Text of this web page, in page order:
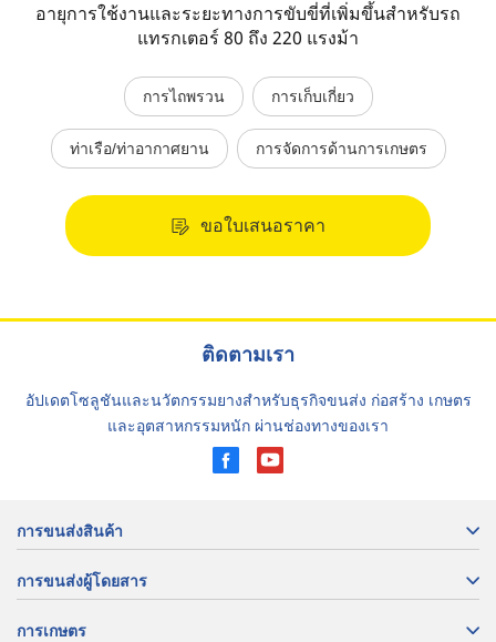
อายุการใช้งานและระยะทางการขับขี่ที่เพิ่มขึ้นสำหรับรถ
แทรกเตอร์ 80 ถึง 220 แรงม้า
การไถพรวน การเก็บเกี่ยว
ท่าเรือ/ท่าอากาศยาน การจัดการด้านการเกษตร
ขอใบเสนอราคา
ติดตามเรา
อัปเดตโซลูชันและนวัตกรรมยางสำหรับธุรกิจขนส่ง ก่อสร้าง เกษตร
และอุตสาหกรรมหนัก ผ่านช่องทางของเรา
การขนส่งสินค้า
การขนส่งผู้โดยสาร
การเกษตร